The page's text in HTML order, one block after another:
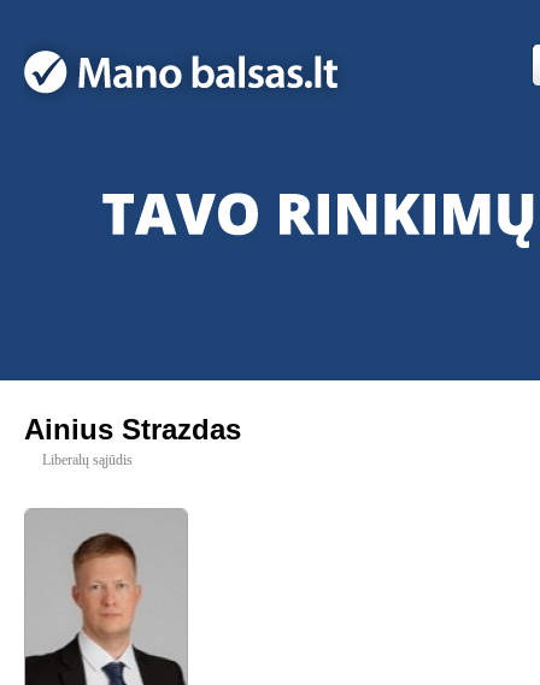
Ainius Strazdas
Liberalų sąjūdis